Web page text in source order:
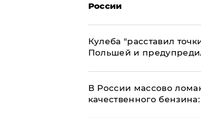
России
Кулеба "расставил
Польшей и
В России массово
качественного